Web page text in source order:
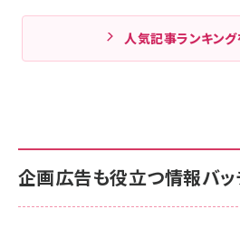
人気記事ランキング
企画広告も役立つ情報バッ